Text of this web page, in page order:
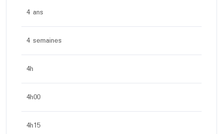
4 ans
4 semaines
4h
4h00
4h15